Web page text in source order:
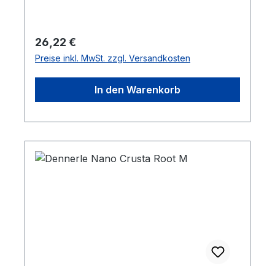
Einsetzen von Aquarienpflanzen
Regulärer Preis:
26,22 €
Preise inkl. MwSt. zzgl. Versandkosten
In den Warenkorb